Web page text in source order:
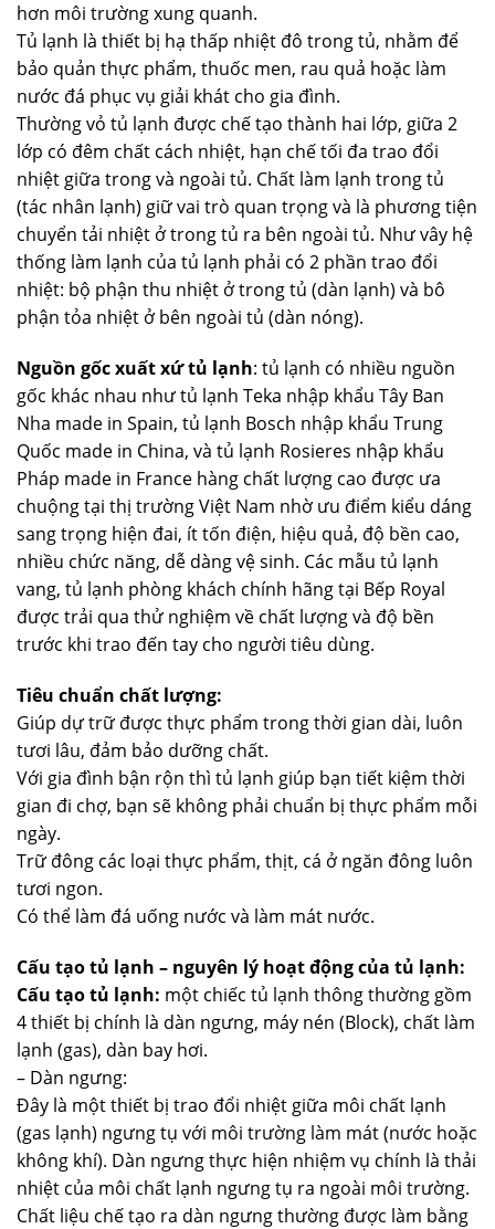
hơn môi trường xung quanh.
Tủ lạnh là thiết bị hạ thấp nhiệt đô trong tủ, nhằm để
bảo quản thực phẩm, thuốc men, rau quả hoặc làm
nước đá phục vụ giải khát cho gia đình.
Thường vỏ tủ lạnh được chế tạo thành hai lớp, giữa 2
lớp có đêm chất cách nhiệt, hạn chế tối đa trao đổi
nhiệt giữa trong và ngoài tủ. Chất làm lạnh trong tủ
(tác nhân lạnh) giữ vai trò quan trọng và là phương tiện
chuyển tải nhiệt ở trong tủ ra bên ngoài tủ. Như vây hệ
thống làm lạnh của tủ lạnh phải có 2 phần trao đổi
nhiệt: bộ phận thu nhiệt ở trong tủ (dàn lạnh) và bô
phận tỏa nhiệt ở bên ngoài tủ (dàn nóng).
Nguồn gốc xuất xứ tủ lạnh: tủ lạnh có nhiều nguồn
gốc khác nhau như tủ lạnh Teka nhập khẩu Tây Ban
Nha made in Spain, tủ lạnh Bosch nhập khẩu Trung
Quốc made in China, và tủ lạnh Rosieres nhập khẩu
Pháp made in France hàng chất lượng cao được ưa
chuộng tại thị trường Việt Nam nhờ ưu điểm kiểu dáng
sang trọng hiện đai, ít tốn điện, hiệu quả, độ bền cao,
nhiều chức năng, dễ dàng vệ sinh. Các mẫu tủ lạnh
vang, tủ lạnh phòng khách chính hãng tại Bếp Royal
được trải qua thử nghiệm về chất lượng và độ bền
trước khi trao đến tay cho người tiêu dùng.
Tiêu chuẩn chất lượng:
Giúp dự trữ được thực phẩm trong thời gian dài, luôn
tươi lâu, đảm bảo dưỡng chất.
Với gia đình bận rộn thì tủ lạnh giúp bạn tiết kiệm thời
gian đi chợ, bạn sẽ không phải chuẩn bị thực phẩm mỗi
ngày.
Trữ đông các loại thực phẩm, thịt, cá ở ngăn đông luôn
tươi ngon.
Có thể làm đá uống nước và làm mát nước.
Cấu tạo tủ lạnh – nguyên lý hoạt động của tủ lạnh:
Cấu tạo tủ lạnh: một chiếc tủ lạnh thông thường gồm
4 thiết bị chính là dàn ngưng, máy nén (Block), chất làm
lạnh (gas), dàn bay hơi.
– Dàn ngưng:
Đây là một thiết bị trao đổi nhiệt giữa môi chất lạnh
(gas lạnh) ngưng tụ với môi trường làm mát (nước hoặc
không khí). Dàn ngưng thực hiện nhiệm vụ chính là thải
nhiệt của môi chất lạnh ngưng tụ ra ngoài môi trường.
Chất liệu chế tạo ra dàn ngưng thường được làm bằng